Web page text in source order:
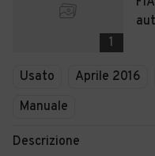
1
Usato Aprile 2016
Manuale
Descrizione